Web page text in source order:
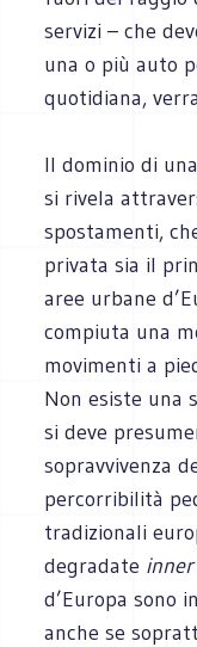
servizi – che
una o più auto
quotidiana,
Il dominio di
si rivela
spostamenti,
privata sia il
aree urbane
compiuta una
movimenti a
Non esiste una
si deve
sopravvivenza
percorribilità
tradizionali
degradate
d’Europa sono
anche se